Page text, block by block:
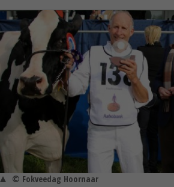
© Fokveedag Hoornaar